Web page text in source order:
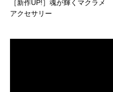
［新作UP!］魂が輝くマクラメ
アクセサリー